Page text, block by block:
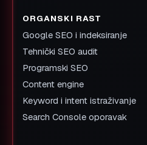
ORGANSKI RAST
Google SEO i indeksiranje
Tehnički SEO audit
Programski SEO
Content engine
Keyword i intent istraživanje
Search Console oporavak